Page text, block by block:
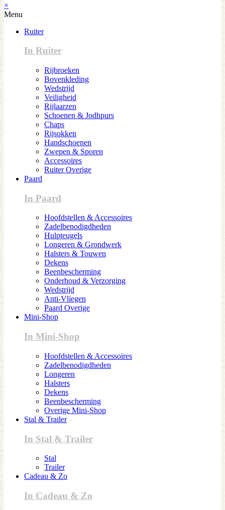
×
Menu
Ruiter
In Ruiter
Rijbroeken
Bovenkleding
Wedstrijd
Veiligheid
Rijlaarzen
Schoenen & Jodhpurs
Chaps
Rijsokken
Handschoenen
Zwepen & Sporen
Accessoires
Ruiter Overige
Paard
In Paard
Hoofdstellen & Accessoires
Zadelbenodigdheden
Hulpteugels
Longeren & Grondwerk
Halsters & Touwen
Dekens
Beenbescherming
Onderhoud & Verzorging
Wedstrijd
Anti-Vliegen
Paard Overige
Mini-Shop
In Mini-Shop
Hoofdstellen & Accessoires
Zadelbenodigdheden
Longeren
Halsters
Dekens
Beenbescherming
Overige Mini-Shop
Stal & Trailer
In Stal & Trailer
Stal
Trailer
Cadeau & Zo
In Cadeau & Zo